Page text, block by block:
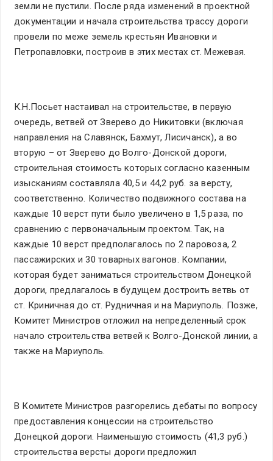
земли не пустили. После ряда изменений в проектной
документации и начала строительства трассу дороги
провели по меже земель крестьян Ивановки и
Петропавловки, построив в этих местах ст. Межевая.
К.Н.Посьет настаивал на строительстве, в первую
очередь, ветвей от Зверево до Никитовки (включая
направления на Славянск, Бахмут, Лисичанск), а во
вторую – от Зверево до Волго-Донской дороги,
строительная стоимость которых согласно казенным
изысканиям составляла 40,5 и 44,2 руб. за версту,
соответственно. Количество подвижного состава на
каждые 10 верст пути было увеличено в 1,5 раза, по
сравнению с первоначальным проектом. Так, на
каждые 10 верст предполагалось по 2 паровоза, 2
пассажирских и 30 товарных вагонов. Компании,
которая будет заниматься строительством Донецкой
дороги, предлагалось в будущем достроить ветвь от
ст. Криничная до ст. Рудничная и на Мариуполь. Позже,
Комитет Министров отложил на непределенный срок
начало строительства ветвей к Волго-Донской линии, а
также на Мариуполь.
В Комитете Министров разгорелись дебаты по вопросу
предоставления концессии на строительство
Донецкой дороги. Наименьшую стоимость (41,3 руб.)
строительства версты дороги предложил